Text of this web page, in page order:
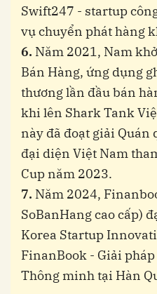
Swift247 - startup
vụ chuyển phát hàng
6. Năm 2021, Nam
Bán Hàng, ứng dụng
thương lần đầu bán
khi lên Shark Tank
này đã đoạt giải Quán
đại diện Việt Nam
Cup năm 2023.
7. Năm 2024,
SoBanHang cao cấp)
Korea Startup
FinanBook - Giải
Thông minh tại Hàn